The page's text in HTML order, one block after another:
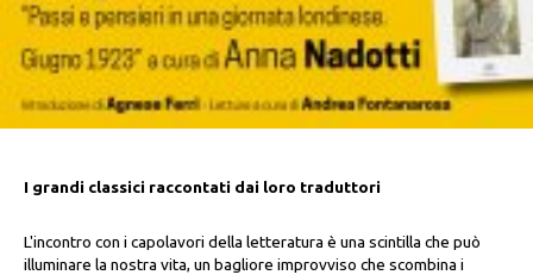
I grandi classici raccontati dai loro traduttori
L'incontro con i capolavori della letteratura è una scintilla che può
illuminare la nostra vita, un bagliore improvviso che scombina i